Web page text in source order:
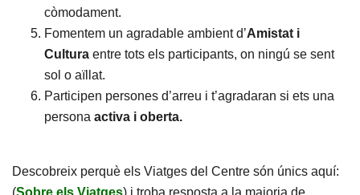
còmodament.
Fomentem un agradable ambient d’Amistat i
Cultura entre tots els participants, on ningú se sent
sol o aïllat.
Participen persones d’arreu i t’agradaran si ets una
persona activa i oberta.
Descobreix perquè els Viatges del Centre són únics aquí: